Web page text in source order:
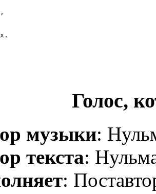
Голос,
музыки:
текста:
: